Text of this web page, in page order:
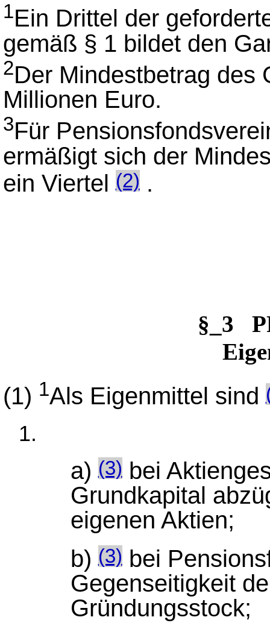
1Ein Drittel der
gemäß § 1 bildet den
2Der Mindestbetrag des
Millionen Euro.
3Für
ermäßigt sich der
ein Viertel(2).
§_3
(1) 1Als Eigenmittel sind
a)(3)bei
Grundkapital
eigenen Aktien;
b)(3)bei
Gegenseitigkeit
Gründungsstock;